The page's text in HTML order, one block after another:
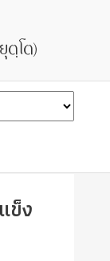
ข็ง